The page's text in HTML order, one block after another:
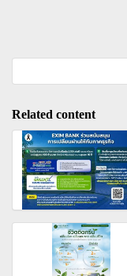
Related content